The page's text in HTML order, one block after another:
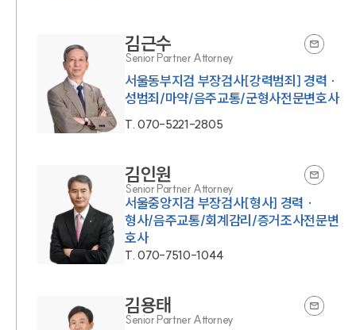
김근수
Senior Partner Attorney
서울동부지검 부장검사[강력범죄] 경력 ·
성범죄/마약/음주교통/군형사전문변호사
T.070-5221-2805
김인원
Senior Partner Attorney
서울중앙지검 부장검사[형사] 경력 ·
형사/음주교통/회계감리/증거조사전문변
호사
T.070-7510-1044
김용태
Senior Partner Attorney